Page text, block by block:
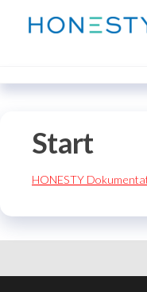
Inhalt
Start
HONESTY